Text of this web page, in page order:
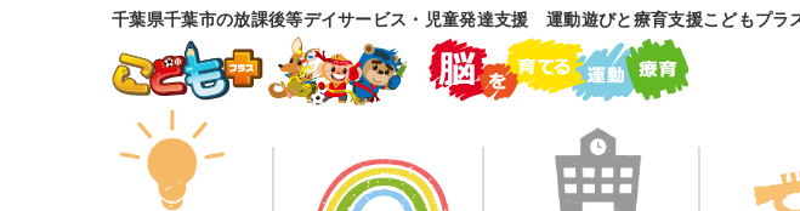
千葉県千葉市の放課後等デイサービス・児童発達支援 運動遊びと療育支援こどもプラ